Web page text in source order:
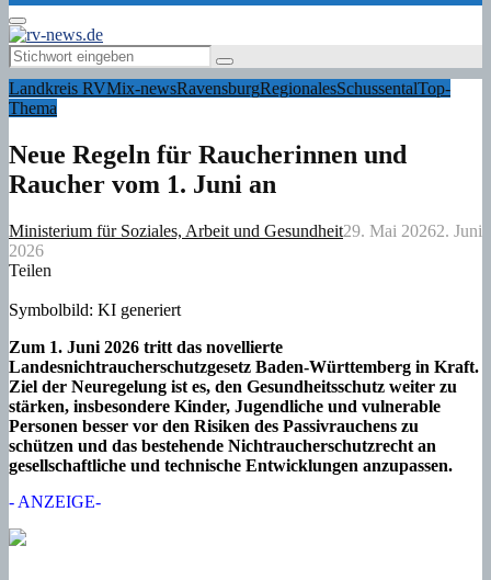
Primary
Menu
Search
for:
Search
Landkreis RVMix-newsRavensburgRegionalesSchussentalTop-
Thema
Neue Regeln für Raucherinnen und
Raucher vom 1. Juni an
Ministerium für Soziales, Arbeit und Gesundheit29. Mai 20262. Juni
2026
Teilen
Symbolbild: KI generiert
Zum 1. Juni 2026 tritt das novellierte
Landesnichtraucherschutzgesetz Baden-Württemberg in Kraft.
Ziel der Neuregelung ist es, den Gesundheitsschutz weiter zu
stärken, insbesondere Kinder, Jugendliche und vulnerable
Personen besser vor den Risiken des Passivrauchens zu
schützen und das bestehende Nichtraucherschutzrecht an
gesellschaftliche und technische Entwicklungen anzupassen.
- ANZEIGE-